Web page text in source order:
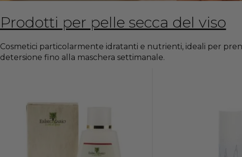
Prodotti per pelle secca del viso
Cosmetici particolarmente idratanti e nutrienti, ideali per
detersione fino alla maschera settimanale.